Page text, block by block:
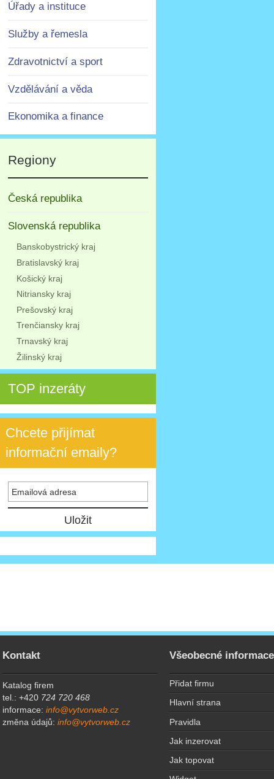
Úřady a instituce
Služby a řemesla
Zdravotnictví a sport
Vzdělávání a věda
Ekonomika a finance
Regiony
Česká republika
Slovenská republika
Banskobystrický kraj
Bratislavský kraj
Košický kraj
Nitriansky kraj
Prešovský kraj
Trenčiansky kraj
Trnavský kraj
Žilinský kraj
TOP inzeráty
Chcete přijímat
informační emaily?
Kontakt
Katalog firem
tel.: +420 724 720 468
informace:info@vytvorweb.cz
změna údajů:info@vytvorweb.cz
Všeobecné informace
Přidat firmu
Hlavní strana
Pravidla
Jak inzerovat
Jak topovat